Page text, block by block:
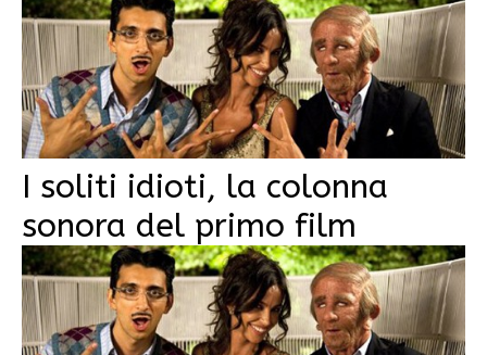
I soliti idioti, la colonna
sonora del primo film